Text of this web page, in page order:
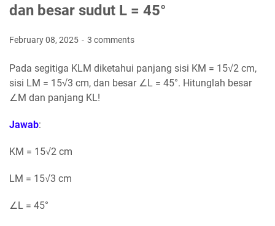
dan besar sudut L = 45°
February 08, 2025 3 comments
Pada segitiga KLM diketahui panjang sisi KM = 15√2 cm,
sisi LM = 15√3 cm, dan besar ∠L = 45°. Hitunglah besar
∠M dan panjang KL!
Jawab:
KM = 15√2 cm
LM = 15√3 cm
∠L = 45°